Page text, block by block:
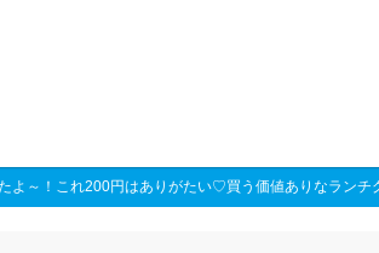
よ～！これ200円はありがたい♡買う価値ありなランチ